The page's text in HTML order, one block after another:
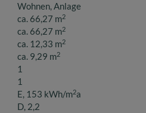
Wohnen Anlage
ca. 66,27 m2
ca. 66,27 m2
ca. 12,33 m2
ca. 9,29 m2
1
1
E, 153 kWh/m2a
D, 2,2